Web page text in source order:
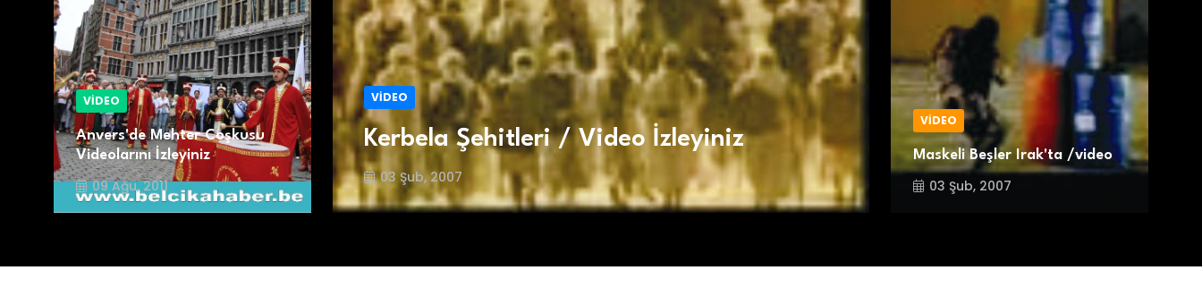
VİDEO
Anvers'de Mehter Coşkusu
Videolarını İzleyiniz
09 Ağu, 2011
VİDEO
Kerbela Şehitleri / Video İzleyiniz
03 Şub, 2007
VİDEO
Maskeli Beşler Irak'ta /video
03 Şub, 2007